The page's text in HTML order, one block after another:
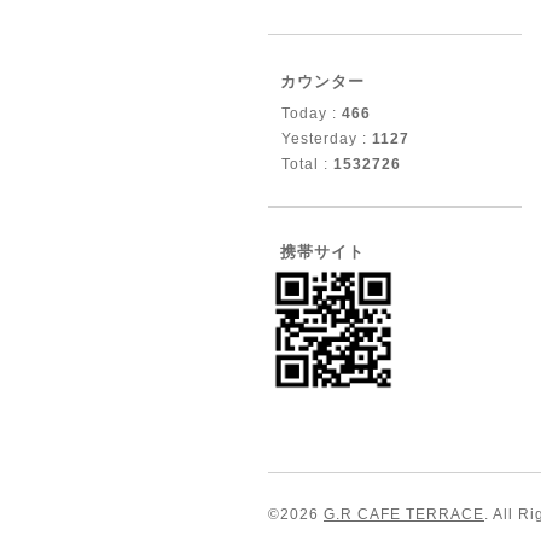
カウンター
Today : 466
Yesterday : 1127
Total : 1532726
携帯サイト
©2026 G.R CAFE TERRACE. All